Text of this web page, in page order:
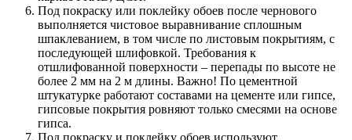
Под покраску или поклейку обоев после чернового
выполняется чистовое выравнивание сплошным
шпаклеванием, в том числе по листовым покрытиям, с
последующей шлифовкой. Требования к
отшлифованной поверхности – перепады по высоте не
более 2 мм на 2 м длины. Важно! По цементной
штукатурке работают составами на цементе или гипсе,
гипсовые покрытия ровняют только смесями на основе
гипса.
Под покраску и поклейку обоев используют